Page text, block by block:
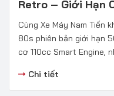
Retro – Giới Hạn
Cùng Xe Máy Nam Tiến
80s phiên bản giới hạn
cơ 110cc Smart Engine,
Chi tiết